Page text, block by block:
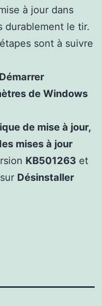
à jour dans
durablement le tir.
sont à suivre
Démarrer
de Windows
de mise à jour,
mises à jour
KB501263 et
Désinstaller